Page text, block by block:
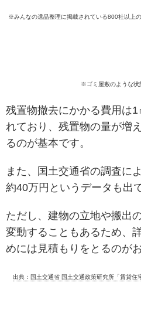
※みんなの遺品整理に掲載されている800社以上
※ゴミ屋敷のような状
残置物撤去にかかる費用は
れており、残置物の量が増
るのが基本です。
また、国土交通省の調査に
約40万円というデータも出
ただし、建物の立地や搬出
変動することもあるため、
めには見積もりをとるのが
出典：国土交通省 国土交通政策研究所「賃貸